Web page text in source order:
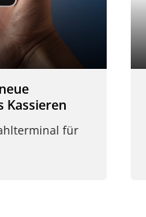
Kassieren
für